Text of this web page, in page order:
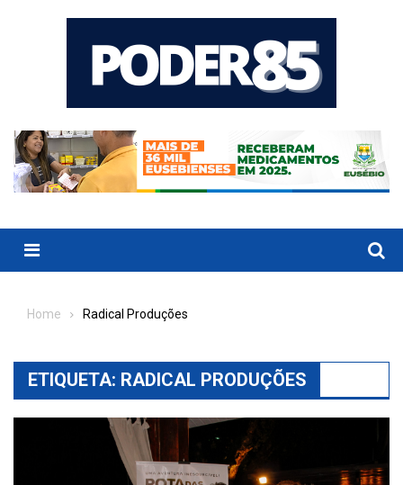
Menu
Home Radical Produções
ETIQUETA: RADICAL PRODUÇÕES